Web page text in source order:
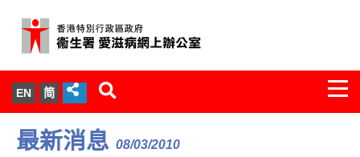
EN 简
關於我們
最新消息 08/03/2010